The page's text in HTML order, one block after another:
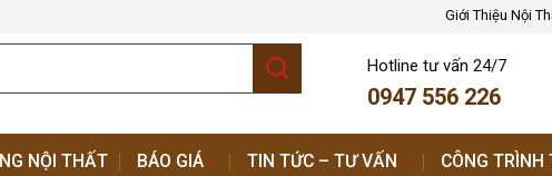
Giới Thiệu Nội
Hotline tư vấn 24/7
0947 556 226
NỘI THẤT BÁO GIÁ TIN TỨC – TƯ VẤN CÔNG TRÌNH